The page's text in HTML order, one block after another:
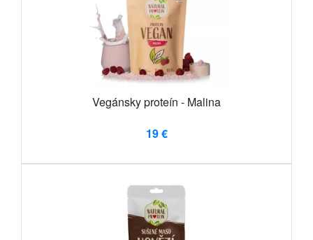
Vegánsky proteín - Malina
19 €